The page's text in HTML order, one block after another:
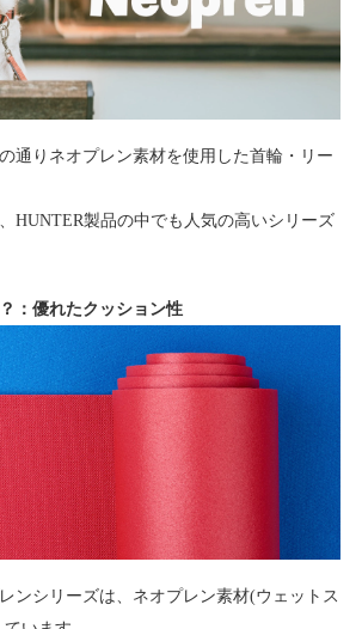
通りネオプレン素材を使用した首輪・リー
HUNTER製品の中でも人気の高いシリーズ
：優れたクッション性
ンシリーズは、ネオプレン素材(ウェットス